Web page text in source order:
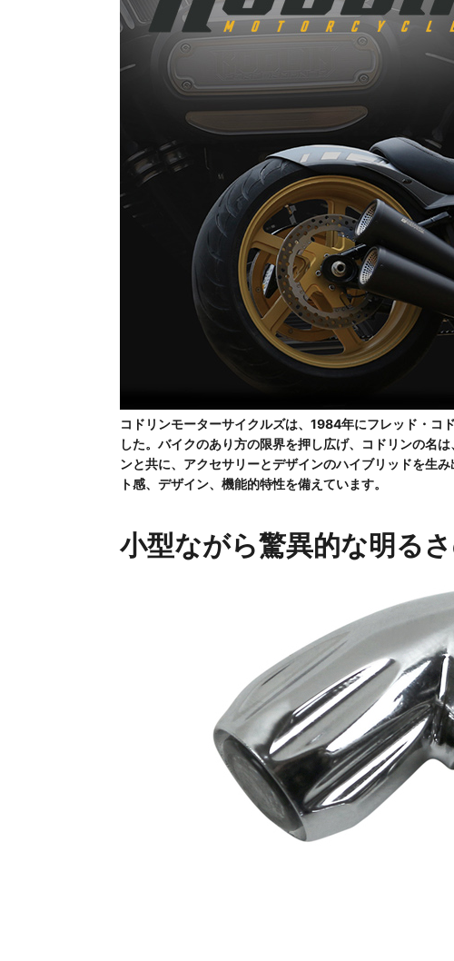
コドリンモーターサイクルズは、1984年にフレッド・コ
した。バイクのあり方の限界を押し広げ、コドリンの名
ンと共に、アクセサリーとデザインのハイブリッドを生
ト感、デザイン、機能的特性を備えています。
小型ながら驚異的な明る